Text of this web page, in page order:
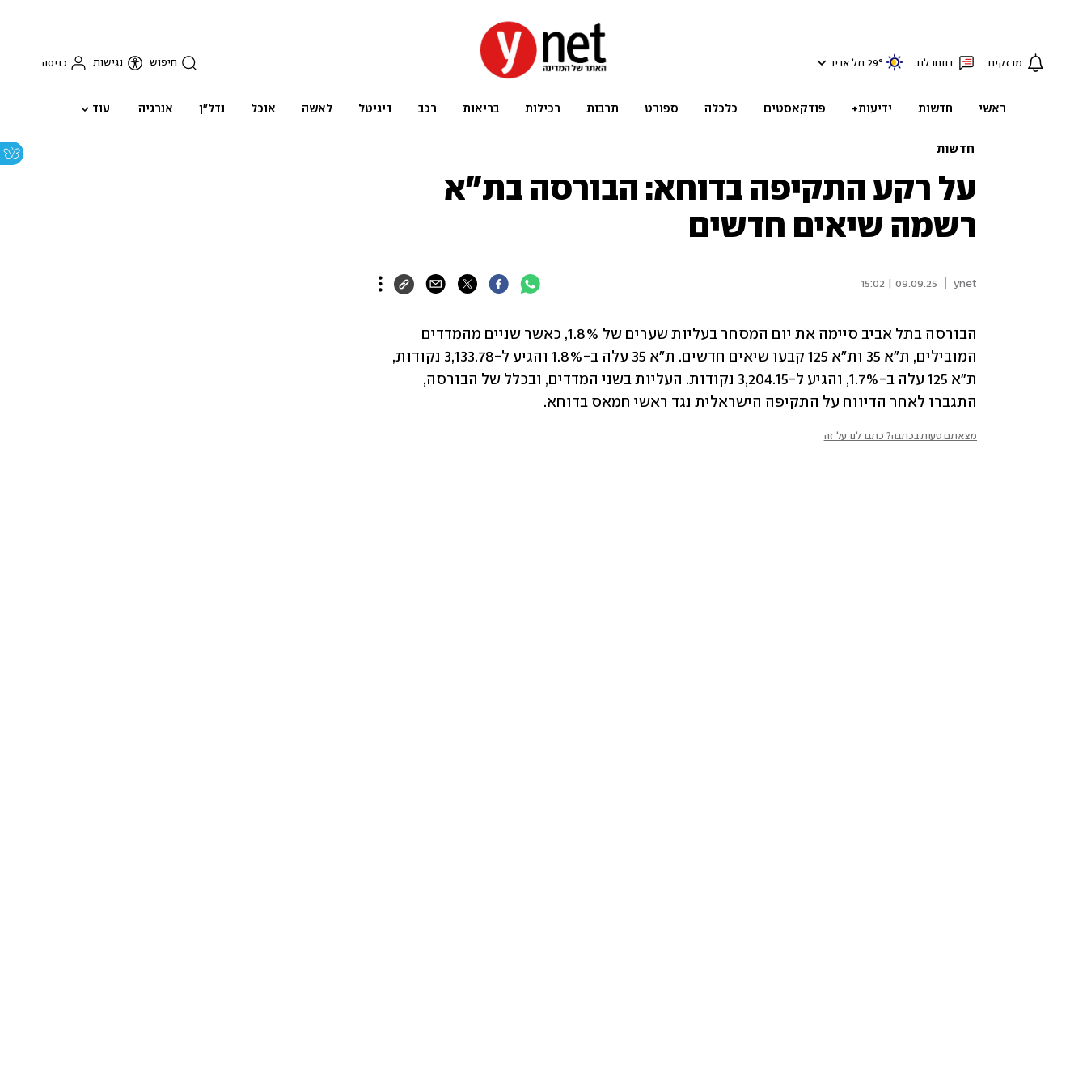
מבזקים דווחו לנו 29° תל אביב חיפוש נגישות כניסה
ראשי חדשות ידיעות+ פודקאסטים כלכלה ספורט תרבות רכילות בריאות רכב דיגיטל לאשה אוכל נדל"ן אנרגיה עוד
חדשות
על רקע התקיפה בדוחא: הבורסה בת"א
רשמה שיאים חדשים
ynet
09.09.25 | 15:02
התגברו לאחר הדיווח על התקיפה הישראלית נגד ראשי חמאס בדוחא.
מצאתם טעות בכתבה? כתבו לנו על זה